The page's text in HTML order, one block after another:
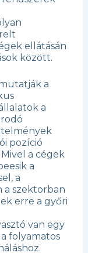
ellátásán
között.
a
a
pozíció
a cégek
a
a
a szektorban
erre a győri
van egy
folyamatos